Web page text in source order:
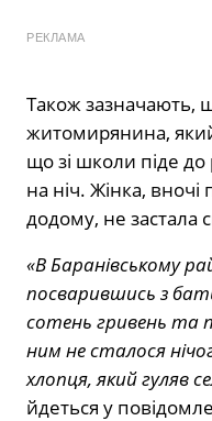
РЕКЛАМА
Також зазначають,
житомирянина,
що зі школи піде
на ніч. Жінка,
додому, не застала
«В Баранівському
посварившись з
сотень гривень та
ним не сталося
хлопця, який гуляв
йдеться у